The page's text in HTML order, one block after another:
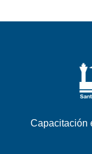
Capacitación